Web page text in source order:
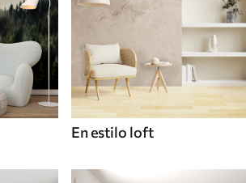
En estilo loft